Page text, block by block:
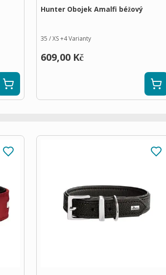
Hunter Obojek Amalfi béžový
35 / XS+4Varianty
609,00 Kč